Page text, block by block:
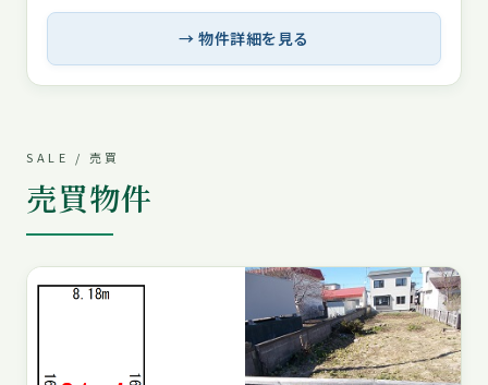
→ 物件詳細を見る
SALE / 売買
売買物件